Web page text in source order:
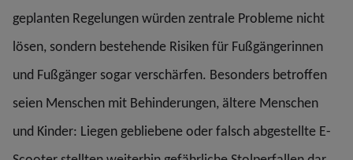
geplanten Regelungen würden zentrale Probleme nicht
lösen, sondern bestehende Risiken für Fußgängerinnen
und Fußgänger sogar verschärfen. Besonders betroffen
seien Menschen mit Behinderungen, ältere Menschen
und Kinder: Liegen gebliebene oder falsch abgestellte E-